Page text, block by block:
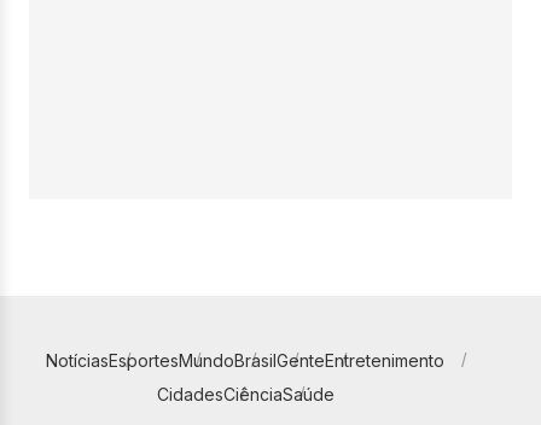
NotíciasEsportesMundoBrasilGenteEntretenimento
CidadesCiênciaSaúde